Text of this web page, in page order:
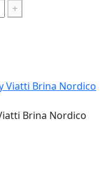
+
Brina Nordico